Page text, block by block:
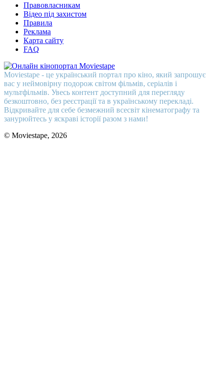
Правовласникам
Відео під захистом
Правила
Реклама
Карта сайту
FAQ
Moviestape - це український портал про кіно, який запрошує
вас у неймовірну подорож світом фільмів, серіалів і
мультфільмів. Увесь контент доступний для перегляду
безкоштовно, без реєстрації та в українському перекладі.
Відкривайте для себе безмежний всесвіт кінематографу та
занурюйтесь у яскраві історії разом з нами!
© Moviestape, 2026